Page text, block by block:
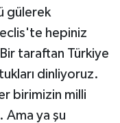
gülerek
hepiniz
taraftan Türkiye
dinliyoruz.
birimizin milli
Ama ya şu